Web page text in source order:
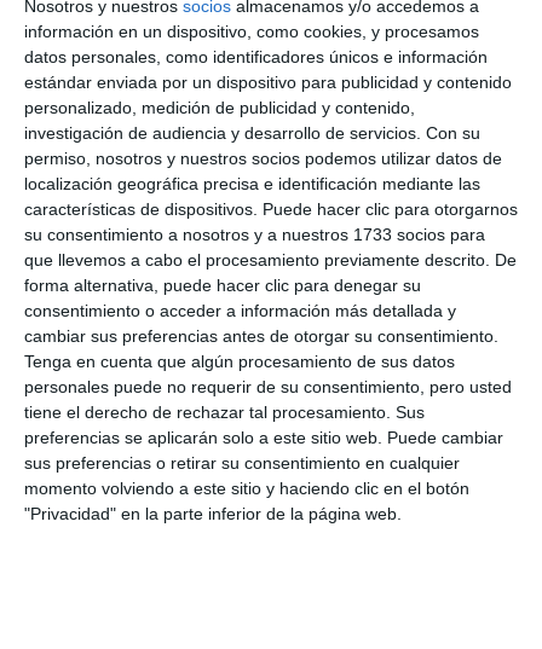
Nosotros y nuestros socios almacenamos y/o accedemos a
información en un dispositivo, como cookies, y procesamos
datos personales, como identificadores únicos e información
estándar enviada por un dispositivo para publicidad y contenido
personalizado, medición de publicidad y contenido,
investigación de audiencia y desarrollo de servicios. Con su
permiso, nosotros y nuestros socios podemos utilizar datos de
localización geográfica precisa e identificación mediante las
características de dispositivos. Puede hacer clic para otorgarnos
su consentimiento a nosotros y a nuestros 1733 socios para
que llevemos a cabo el procesamiento previamente descrito. De
forma alternativa, puede hacer clic para denegar su
consentimiento o acceder a información más detallada y
cambiar sus preferencias antes de otorgar su consentimiento.
Tenga en cuenta que algún procesamiento de sus datos
personales puede no requerir de su consentimiento, pero usted
tiene el derecho de rechazar tal procesamiento. Sus
preferencias se aplicarán solo a este sitio web. Puede cambiar
sus preferencias o retirar su consentimiento en cualquier
momento volviendo a este sitio y haciendo clic en el botón
"Privacidad" en la parte inferior de la página web.